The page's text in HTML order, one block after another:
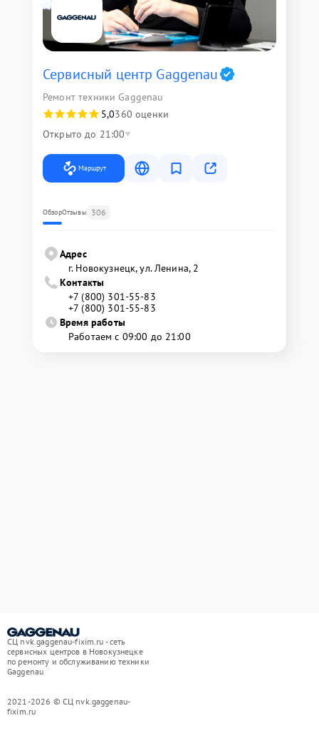
Сервисный центр Gaggenau
Ремонт техники Gaggenau
5,0360 оценки
Открыто до 21:00
Маршрут
ОбзорОтзывы 306
Адрес
г. Новокузнецк, ул. Ленина, 2
Контакты
+7 (800) 301-55-83
+7 (800) 301-55-83
Время работы
Работаем с 09:00 до 21:00
СЦ nvk.gaggenau-fixim.ru - сеть
сервисных центров в Новокузнецке
по ремонту и обслуживанию техники
Gaggenau
2021-2026 © СЦ nvk.gaggenau-
fixim.ru